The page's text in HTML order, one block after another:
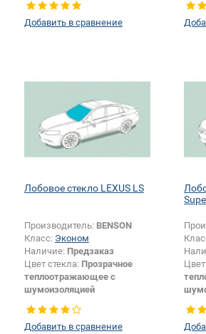
Изменение камеры +
особенностей +
Добавить в сравнение
Лобовое стекло LEXUS LS
Производитель: BENSON
Класс: Эконом
Наличие: Предзаказ
Цвет стекла: Прозрачное
теплоотражающее с
шумоизоляцией
Изменение датчика +
шелкографии:Да
Добавить в сравнение
Цвет